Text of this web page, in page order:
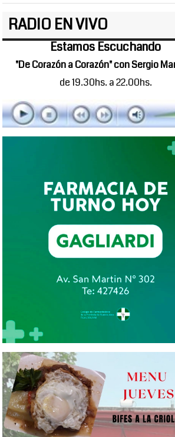
RADIO EN VIVO
Estamos Escuchando
"De Corazón a Corazón" con Sergio
de 19.30hs. a 22.00hs.